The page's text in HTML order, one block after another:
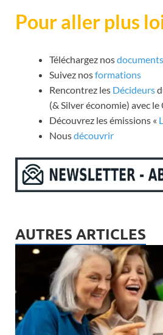
Pour aller plus
Téléchargez nos
Suivez nosformations
Rencontrez les Décideurs
(& Silver économie) avec
Découvrez les émissions «
Nousdécouvrir
AUTRES ARTICLES